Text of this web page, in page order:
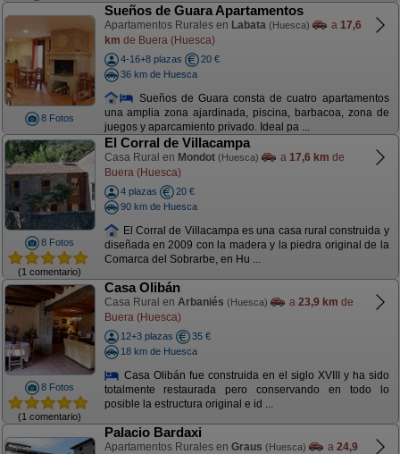
8 Fotos
Sueños de Guara Apartamentos
Apartamentos Rurales en Labata (Huesca) a 17,6
km de Buera (Huesca)
4-16+8 plazas
20 €
36 km de Huesca
Sueños de Guara consta de cuatro apartamentos
una amplia zona ajardinada, piscina, barbacoa, zona de
juegos y aparcamiento privado. Ideal pa ...
8 Fotos
(1 comentario)
El Corral de Villacampa
Casa Rural en Mondot (Huesca) a 17,6 km de
Buera (Huesca)
4 plazas
20 €
90 km de Huesca
El Corral de Villacampa es una casa rural construida y
diseñada en 2009 con la madera y la piedra original de la
Comarca del Sobrarbe, en Hu ...
8 Fotos
(1 comentario)
Casa Olibán
Casa Rural en Arbaniés (Huesca) a 23,9 km de
Buera (Huesca)
12+3 plazas
35 €
18 km de Huesca
Casa Olibán fue construida en el siglo XVIII y ha sido
totalmente restaurada pero conservando en todo lo
posible la estructura original e id ...
Palacio Bardaxi
Apartamentos Rurales en Graus (Huesca) a 24,9